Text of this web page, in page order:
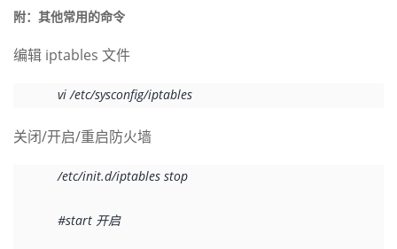
附：其他常用的命令
编辑 iptables 文件
vi /etc/sysconfig/iptables
关闭/开启/重启防火墙
/etc/init.d/iptables stop
#start 开启